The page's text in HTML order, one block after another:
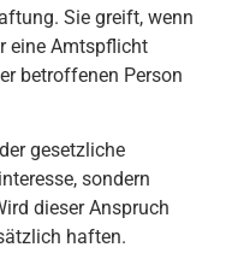
Sie greift, wenn
eine Amtspflicht
betroffenen Person
gesetzliche
sondern
dieser Anspruch
haften.